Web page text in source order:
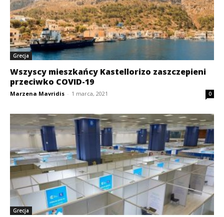
Grecja
Wszyscy mieszkańcy Kastellorizo zaszczepieni
przeciwko COVID-19
Marzena Mavridis - 1 marca, 2021 0
Grecja